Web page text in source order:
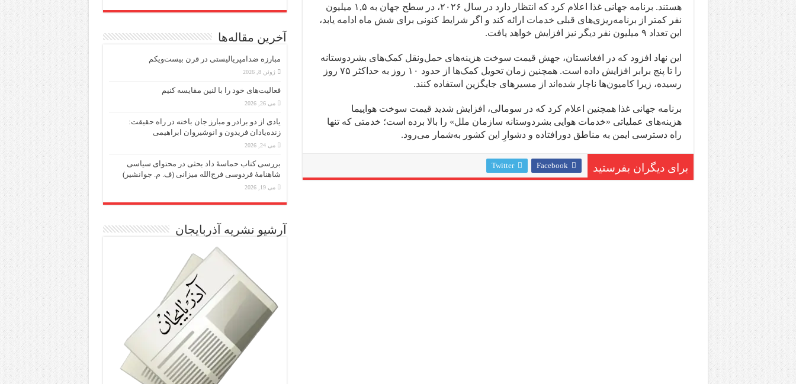
هستند. برنامه جهانی غذا اعلام کرد که انتظار دارد در سال ۲۰۲۶، در سطح جهان به ۱,۵ میلیون
نفر کمتر از برنامه‌ریزی‌های قبلی خدمات ارائه کند و اگر شرایط کنونی برای شش ماه ادامه یابد،
این تعداد ۹ میلیون نفر دیگر نیز افزایش خواهد یافت.
این نهاد افزود که در افغانستان، جهش قیمت سوخت هزینه‌های حمل‌ونقل کمک‌های بشردوستانه
را تا پنج برابر افزایش داده است. همچنین زمان تحویل کمک‌ها از حدود ۱۰ روز به حداکثر ۷۵ روز
رسیده، زیرا کامیون‌ها ناچار شده‌اند از مسیرهای جایگزین استفاده کنند.
برنامه جهانی غذا همچنین اعلام کرد که در سومالی، افزایش شدید قیمت سوخت هواپیما
هزینه‌های عملیاتی «خدمات هوایی بشردوستانه سازمان ملل» را بالا برده است؛ خدمتی که تنها
راه دسترسی ایمن به مناطق دورافتاده و دشوارِ این کشور به‌شمار می‌رود.
برای دیگران بفرستید Facebook
Twitter
آخرین مقاله‌ها
مبارزه ضد‌امپریالیستی در قرن بیست‌ویکم
ژوئن 8, 2026
فعالیت‌های خود را با لنین مقایسه کنیم
می 26, 2026
یادی از دو برادر و مبارز جان باخته در راه حقیقت:
زنده‌یادان فریدون و انوشیروان ابراهیمی
می 24, 2026
بررسی کتاب حماسۀ داد بحثی در محتوای سیاسی
شاهنامۀ فردوسی فرج‌الله میزانی (ف. م. جوانشیر)
می 19, 2026
آرشیو نشریه آذربایجان